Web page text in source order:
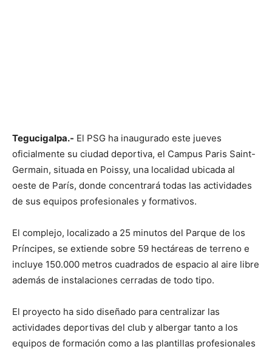
Tegucigalpa.- El PSG ha inaugurado este jueves
oficialmente su ciudad deportiva, el Campus Paris Saint-
Germain, situada en Poissy, una localidad ubicada al
oeste de París, donde concentrará todas las actividades
de sus equipos profesionales y formativos.
El complejo, localizado a 25 minutos del Parque de los
Príncipes, se extiende sobre 59 hectáreas de terreno e
incluye 150.000 metros cuadrados de espacio al aire libre
además de instalaciones cerradas de todo tipo.
El proyecto ha sido diseñado para centralizar las
actividades deportivas del club y albergar tanto a los
equipos de formación como a las plantillas profesionales